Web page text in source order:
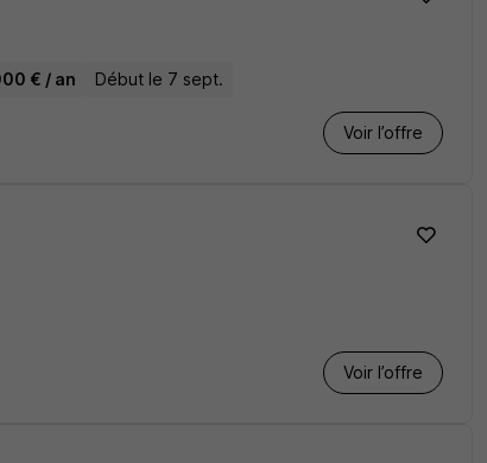
€ / an Début le 7 sept.
Voir l’offre
Voir l’offre